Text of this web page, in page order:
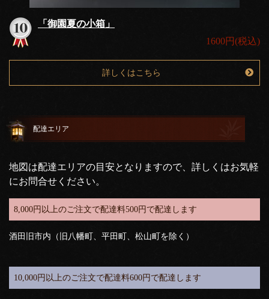
「御園夏の小箱」
1600円(税込)
詳しくはこちら
配達エリア
地図は配達エリアの目安となりますので、詳しくはお気軽
にお問合せください。
8,000円以上のご注文で配達料500円で配達します
酒田旧市内（旧八幡町、平田町、松山町を除く）
10,000円以上のご注文で配達料600円で配達します